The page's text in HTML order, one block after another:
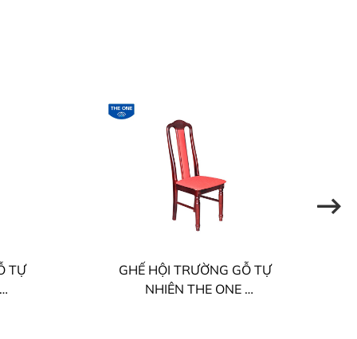
TỰ
GHẾ HỘI TRƯỜNG GỖ TỰ
NHIÊN THE ONE